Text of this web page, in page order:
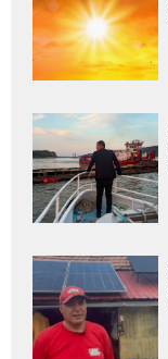
aici textul
pentru
subtitlu
Adaugă
aici textul
pentru
subtitlu
Adaugă
aici textul
pentru
subtitlu